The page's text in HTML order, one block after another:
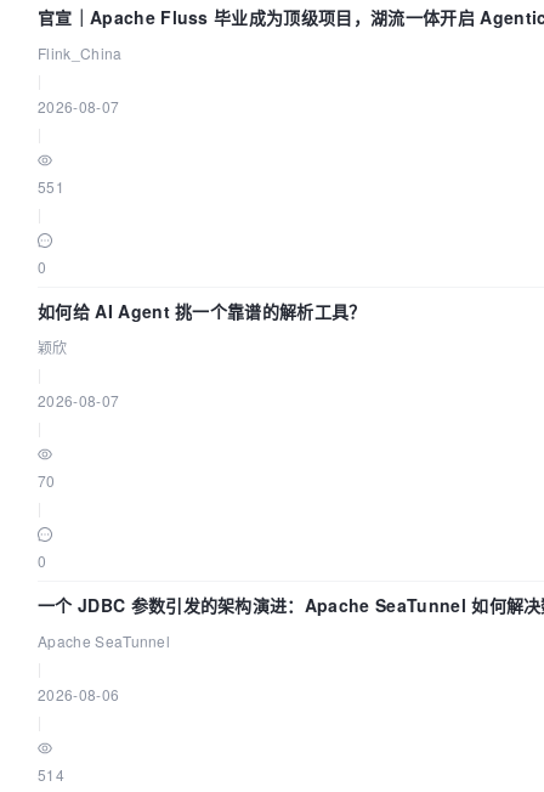
官宣｜Apache Fluss 毕业成为顶级项目，湖流一体开启
面实时化时代
Flink_China
2026-08-07
551
0
如何给 AI Agent 挑一个靠谱的解析工具？
颖欣
2026-08-07
70
0
一个 JDBC 参数引发的架构演进：Apache SeaTunnel 如何解
中的“定时 Flush”难题
Apache SeaTunnel
2026-08-06
514